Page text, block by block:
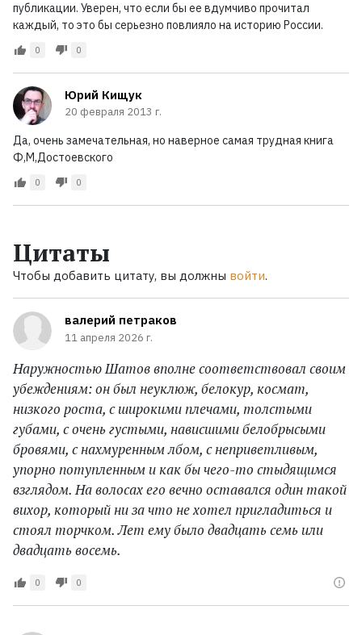
публикации. Уверен, что если бы ее вдумчиво прочитал
каждый, то это бы серьезно повлияло на историю России.
0 0
Юрий Кищук
20 февраля 2013 г.
Да, очень замечательная, но наверное самая трудная книга
Ф,М,Достоевского
0 0
Цитаты
Чтобы добавить цитату, вы должны войти.
валерий петраков
11 апреля 2026 г.
Наружностью Шатов вполне соответствовал своим
убеждениям: он был неуклюж, белокур, космат,
низкого роста, с широкими плечами, толстыми
губами, с очень густыми, нависшими белобрысыми
бровями, с нахмуренным лбом, с неприветливым,
упорно потупленным и как бы чего-то стыдящимся
взглядом. На волосах его вечно оставался один такой
вихор, который ни за что не хотел пригладиться и
стоял торчком. Лет ему было двадцать семь или
двадцать восемь.
0 0